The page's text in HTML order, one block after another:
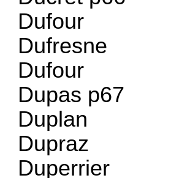
Dufour
Dufresne
Dufour
Dupas p67
Duplan
Dupraz
Duperrier